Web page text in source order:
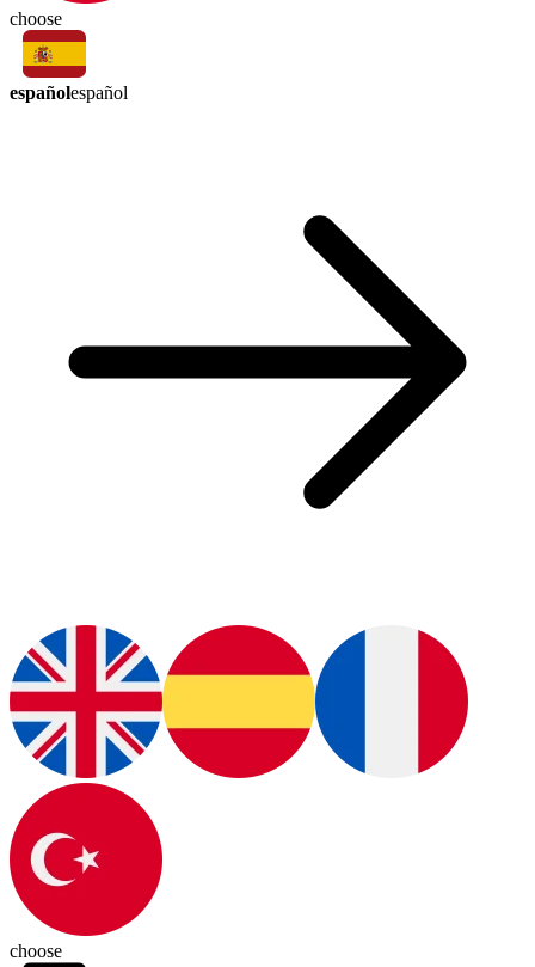
choose
españolespañol
choose